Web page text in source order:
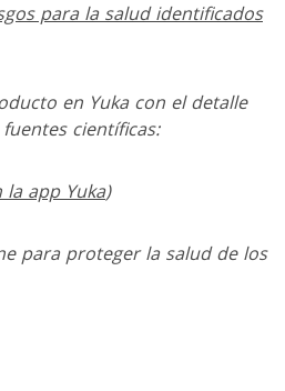
para la salud identificados
en Yuka con el detalle
científicas:
app Yuka)
para proteger la salud de los